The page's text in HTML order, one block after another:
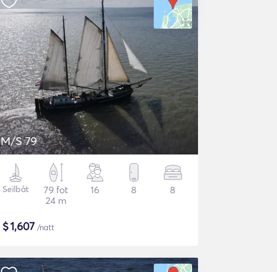
M/S 79
Seilbåt
79 fot
24 m
16 8 8
$1,607 /natt